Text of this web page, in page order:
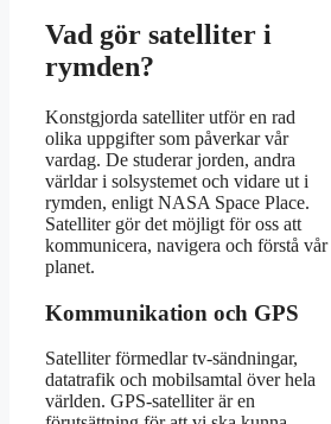
Vad gör satelliter i
rymden?
Konstgjorda satelliter utför en rad
olika uppgifter som påverkar vår
vardag. De studerar jorden, andra
världar i solsystemet och vidare ut i
rymden, enligt NASA Space Place.
Satelliter gör det möjligt för oss att
kommunicera, navigera och förstå vår
planet.
Kommunikation och GPS
Satelliter förmedlar tv-sändningar,
datatrafik och mobilsamtal över hela
världen. GPS-satelliter är en